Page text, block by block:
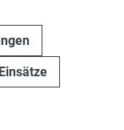
Einsätze